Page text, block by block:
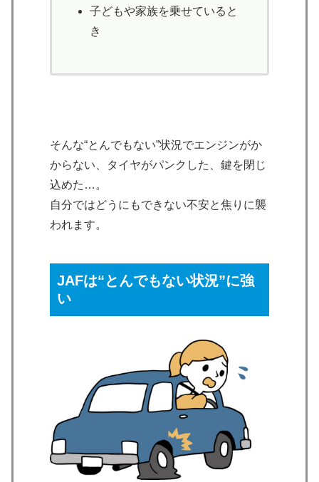
子どもや家族を乗せていると
き
そんな“とんでもない”状況でエンジンがか
からない、タイヤがパンクした、鍵を閉じ
込めた…。
自分ではどうにもできない不安と焦りに襲
われます。
JAFは“とんでもない状況”に強
い